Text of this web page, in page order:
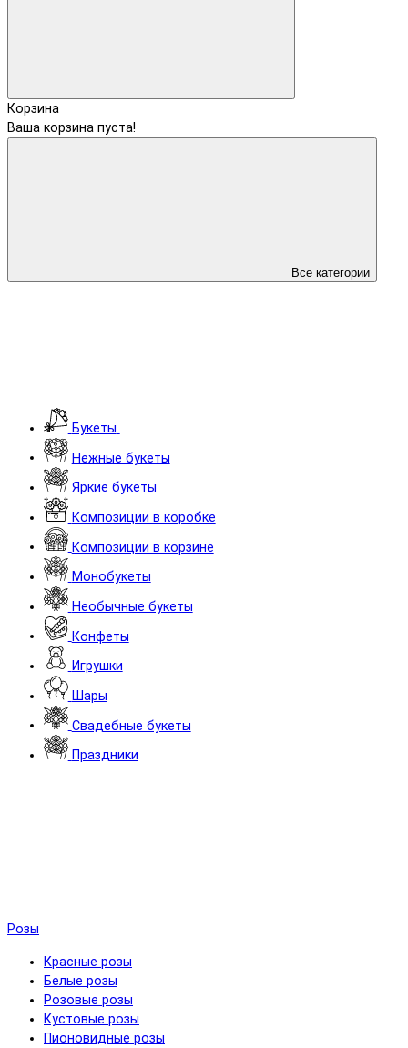
Корзина
Ваша корзина пуста!
Все категории
Букеты
Нежные букеты
Яркие букеты
Композиции в коробке
Композиции в корзине
Монобукеты
Необычные букеты
Конфеты
Игрушки
Шары
Cвадебные букеты
Праздники
Розы
Красные розы
Белые розы
Розовые розы
Кустовые розы
Пионовидные розы